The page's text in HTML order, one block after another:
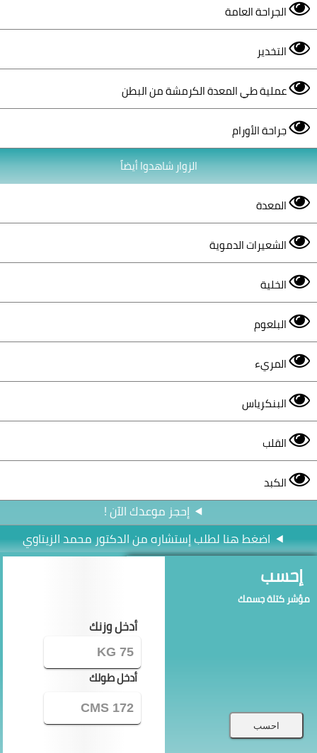
الجراحة العامة
التخدير
عملية طي المعدة الكرمشة من البطن
جراحة الأورام
الزوار شاهدوا أيضاً
المعدة
الشعيرات الدموية
الخلية
البلعوم
المريء
البنكرياس
القلب
الكبد
إحجز موعدك الآن !
اضغط هنا لطلب إستشاره من الدكتور محمد الزيتاوي
إحسب
مؤشر كتلة جسمك
أدخل وزنك
أدخل طولك